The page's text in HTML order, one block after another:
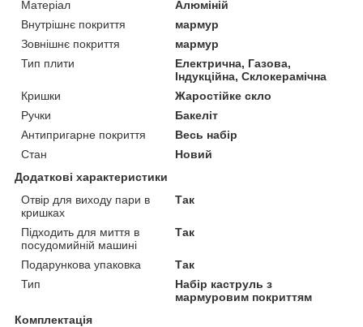
Матеріал
Алюміній
Внутрішнє покриття
мармур
Зовнішнє покриття
мармур
Тип плити
Електрична, Газова,
Індукційна, Склокерамічна
Кришки
Жаростійке скло
Ручки
Бакеліт
Антипригарне покриття
Весь набір
Стан
Новий
Додаткові характеристики
Отвір для виходу пари в
кришках
Так
Підходить для миття в
посудомийній машині
Так
Подарункова упаковка
Так
Тип
Набір каструль з
мармуровим покриттям
Комплектація